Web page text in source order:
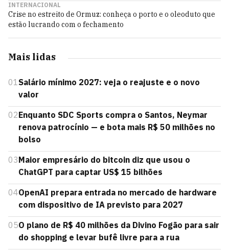
INTERNACIONAL
Crise no estreito de Ormuz: conheça o porto e o oleoduto que
estão lucrando com o fechamento
Mais lidas
01Salário mínimo 2027: veja o reajuste e o novo
valor
02Enquanto SDC Sports compra o Santos, Neymar
renova patrocínio — e bota mais R$ 50 milhões no
bolso
03Maior empresário do bitcoin diz que usou o
ChatGPT para captar US$ 15 bilhões
04OpenAI prepara entrada no mercado de hardware
com dispositivo de IA previsto para 2027
05O plano de R$ 40 milhões da Divino Fogão para sair
do shopping e levar bufê livre para a rua